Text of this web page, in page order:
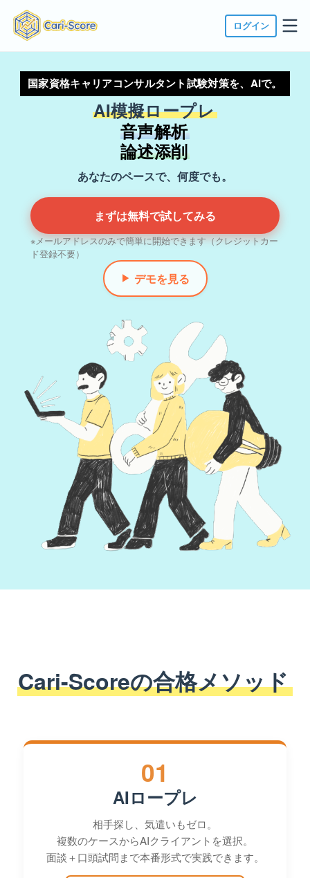
ログイン
国家資格キャリアコンサルタント試験対策を、AIで。
AI模擬ロープレ
音声解析
論述添削
あなたのペースで、何度でも。
まずは無料で試してみる
※メールアドレスのみで簡単に開始できます（クレジットカー
ド登録不要）
▶ デモを見る
Cari-Scoreの合格メソッド
01
AIロープレ
相手探し、気遣いもゼロ。
複数のケースからAIクライアントを選択。
面談＋口頭試問まで本番形式で実践できます。